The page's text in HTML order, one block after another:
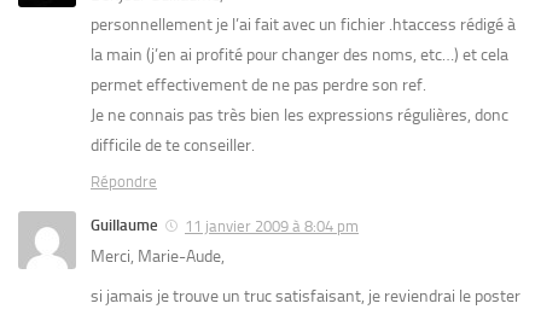
personnellement je l’ai fait avec un fichier .htaccess rédigé à
la main (j’en ai profité pour changer des noms, etc…) et cela
permet effectivement de ne pas perdre son ref.
Je ne connais pas très bien les expressions régulières, donc
difficile de te conseiller.
Répondre
Guillaume 11 janvier 2009 à 8:04 pm
Merci, Marie-Aude,
si jamais je trouve un truc satisfaisant, je reviendrai le poster